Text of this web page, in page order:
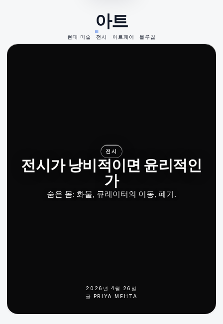
아트
현대 미술 전시 아트페어 블루칩
전시
전시가 낭비적이면 윤리적인
가
숨은 몸: 화물, 큐레이터의 이동, 폐기.
2026년 4월 26일
글 PRIYA MEHTA